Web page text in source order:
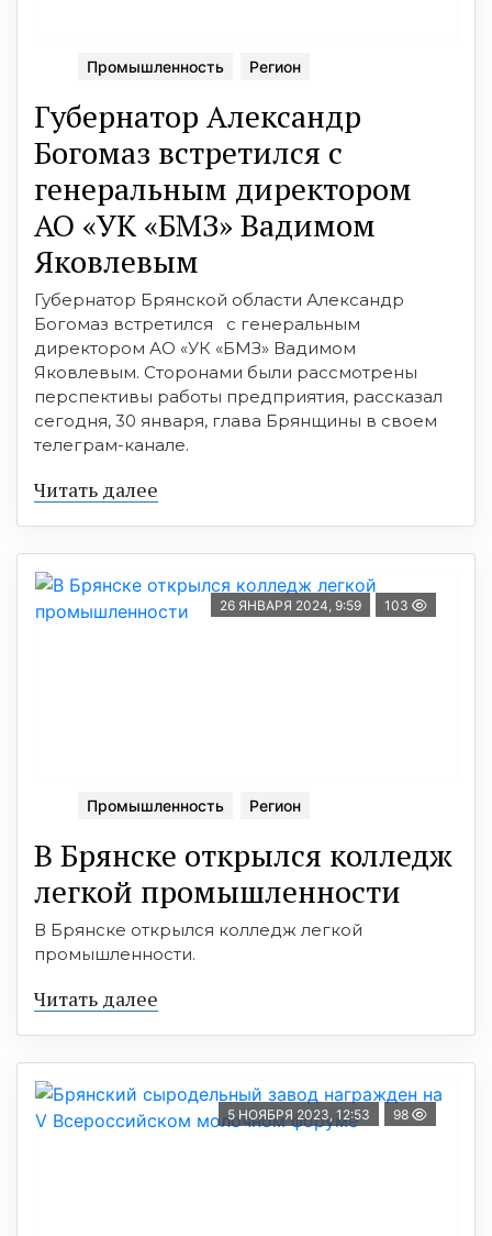
Промышленность Регион
Губернатор Александр
Богомаз встретился с
генеральным директором
АО «УК «БМЗ» Вадимом
Яковлевым
Губернатор Брянской области Александр
Богомаз встретился с генеральным
директором АО «УК «БМЗ» Вадимом
Яковлевым. Сторонами были рассмотрены
перспективы работы предприятия, рассказал
сегодня, 30 января, глава Брянщины в своем
телеграм-канале.
Читать далее
26 ЯНВАРЯ 2024, 9:59 103
Промышленность Регион
В Брянске открылся колледж
легкой промышленности
В Брянске открылся колледж легкой
промышленности.
Читать далее
5 НОЯБРЯ 2023, 12:53 98